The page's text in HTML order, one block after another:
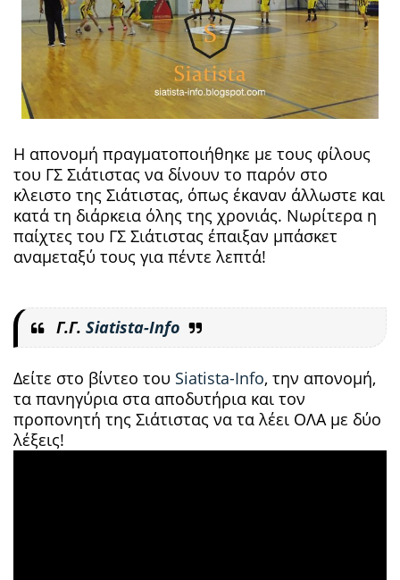
Η απονομή πραγματοποιήθηκε με τους φίλους
του ΓΣ Σιάτιστας να δίνουν το παρόν στο
κλειστο της Σιάτιστας, όπως έκαναν άλλωστε και
κατά τη διάρκεια όλης της χρονιάς. Νωρίτερα η
παίχτες του ΓΣ Σιάτιστας έπαιξαν μπάσκετ
αναμεταξύ τους για πέντε λεπτά!
Γ.Γ. Siatista-Info
Δείτε στο βίντεο του Siatista-Info, την απονομή,
τα πανηγύρια στα αποδυτήρια και τον
προπονητή της Σιάτιστας να τα λέει ΟΛΑ με δύο
λέξεις!